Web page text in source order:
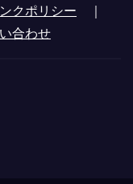
クポリシー ｜
合わせ